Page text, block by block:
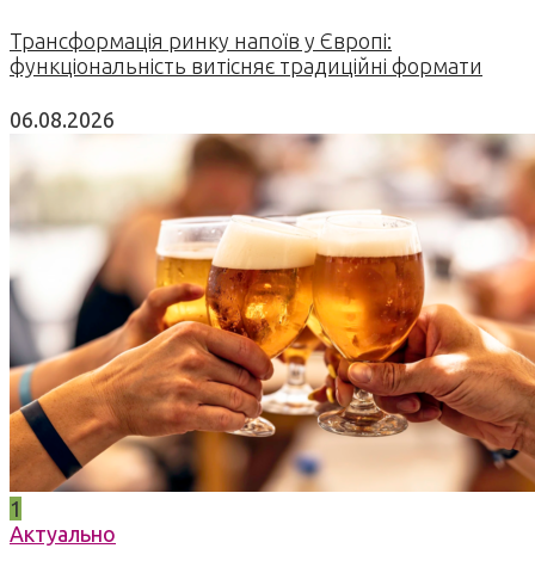
Трансформація ринку напоїв у Європі:
функціональність витісняє традиційні формати
06.08.2026
1
Актуально